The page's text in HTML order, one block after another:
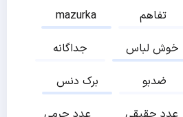
mazurka
تفاهم
جداگانه
خوش لباس
برک دنس
ضدبو